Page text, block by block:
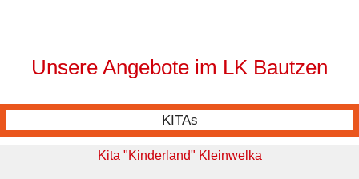
Unsere Angebote im LK Bautzen
KITAs
Kita "Kinderland" Kleinwelka